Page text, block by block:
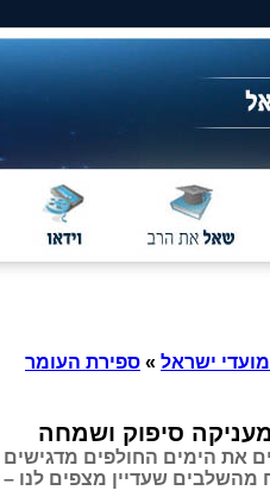
ישראל » ספירת העומר
סיפוק ושמחה
את הימים החולפים
מהשלבים שעדיין מצפים